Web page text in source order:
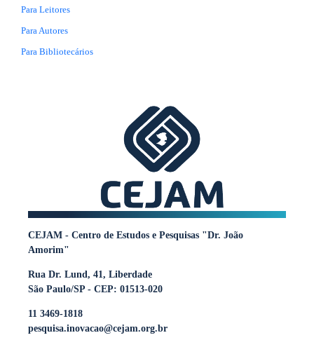
Para Leitores
Para Autores
Para Bibliotecários
CEJAM - Centro de Estudos e Pesquisas "Dr. João
Amorim"
Rua Dr. Lund, 41, Liberdade
São Paulo/SP - CEP: 01513-020
11 3469-1818
pesquisa.inovacao@cejam.org.br